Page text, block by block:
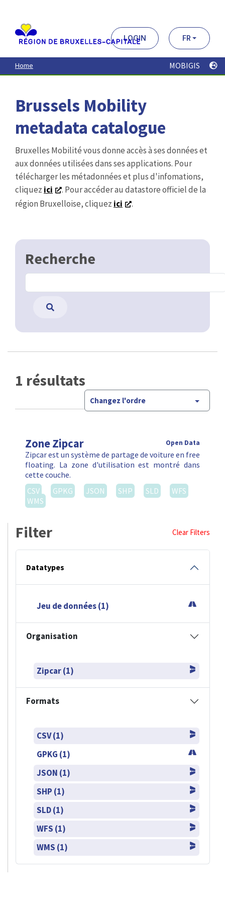
contenu
principal
LOGIN FR
Home MOBIGIS
Brussels Mobility
metadata catalogue
Bruxelles Mobilité vous donne accès à ses données et
aux données utilisées dans ses applications. Pour
télécharger les métadonnées et plus d'infomations,
cliquez ici
. Pour accéder au datastore officiel de la
région Bruxelloise, cliquez ici .
Recherche
1 résultats
Changez l'ordre
Zone Zipcar Open Data
Zipcar est un système de partage de voiture en free
floating. La zone d'utilisation est montré dans
cette couche.
CSV
GPKG JSON SHP SLD
WFS
WMS
Filter Clear Filters
Datatypes
Jeu de données (1)
Organisation
Zipcar (1)
Formats
CSV (1)
GPKG (1)
JSON (1)
SHP (1)
SLD (1)
WFS (1)
WMS (1)